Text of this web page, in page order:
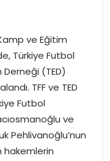
ve Eğitim
Türkiye Futbol
(TED)
TFF ve TED
Futbol
ve
Pehlivanoğlu’nun
hakemlerin